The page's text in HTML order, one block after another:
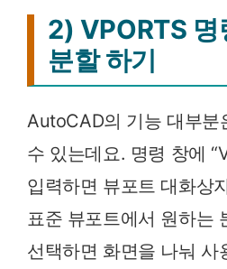
2) VPORTS 명
분할 하기
AutoCAD의 기능 대부분
수 있는데요. 명령 창에
입력하면 뷰포트 대화상
표준 뷰포트에서 원하는
선택하면 화면을 나눠 사